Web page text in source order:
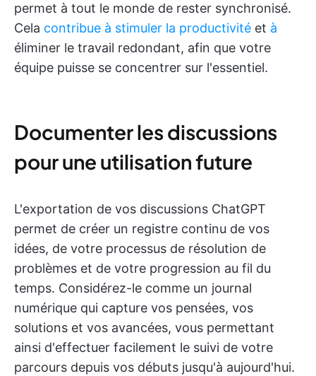
permet à tout le monde de rester synchronisé.
Cela contribue à stimuler la productivité et à
éliminer le travail redondant, afin que votre
équipe puisse se concentrer sur l'essentiel.
Documenter les discussions
pour une utilisation future
L'exportation de vos discussions ChatGPT
permet de créer un registre continu de vos
idées, de votre processus de résolution de
problèmes et de votre progression au fil du
temps. Considérez-le comme un journal
numérique qui capture vos pensées, vos
solutions et vos avancées, vous permettant
ainsi d'effectuer facilement le suivi de votre
parcours depuis vos débuts jusqu'à aujourd'hui.